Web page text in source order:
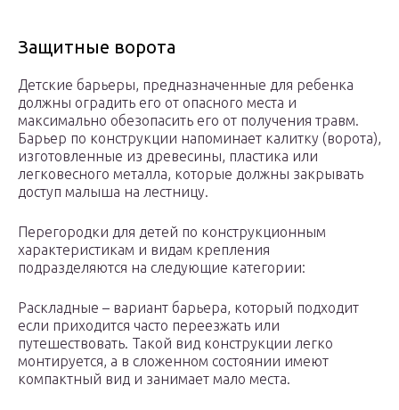
Защитные ворота
Детские барьеры, предназначенные для ребенка
должны оградить его от опасного места и
максимально обезопасить его от получения травм.
Барьер по конструкции напоминает калитку (ворота),
изготовленные из древесины, пластика или
легковесного металла, которые должны закрывать
доступ малыша на лестницу.
Перегородки для детей по конструкционным
характеристикам и видам крепления
подразделяются на следующие категории:
Раскладные – вариант барьера, который подходит
если приходится часто переезжать или
путешествовать. Такой вид конструкции легко
монтируется, а в сложенном состоянии имеют
компактный вид и занимает мало места.